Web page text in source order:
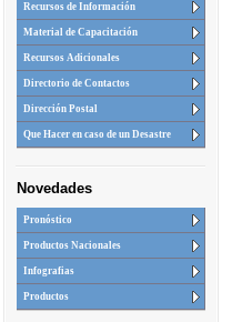
Recursos de Información
Material de Capacitación
Recursos Adicionales
Directorio de Contactos
Dirección Postal
Que Hacer en caso de un Desastre
Novedades
Pronóstico
Productos Nacionales
Infografias
Productos